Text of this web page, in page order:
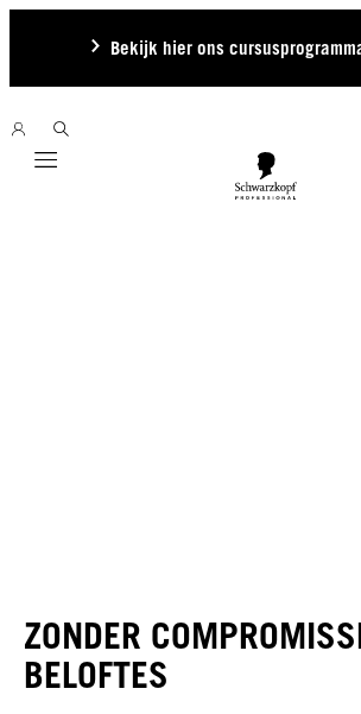
Bekijk hier ons
Mobile navigation
ZONDER
BELOFTES